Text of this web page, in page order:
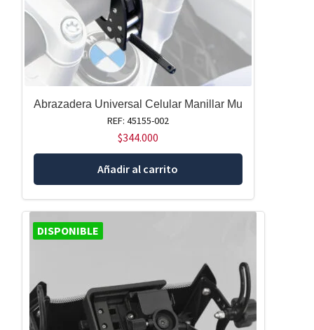
Abrazadera Universal Celular Manillar Mu
REF: 45155-002
$344.000
Añadir al carrito
DISPONIBLE